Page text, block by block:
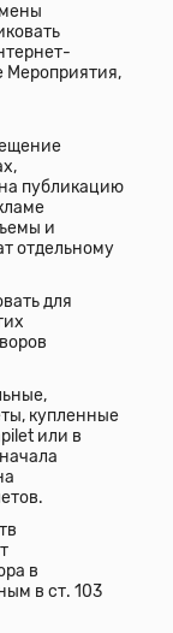
Мероприятия,
публикацию
и
отдельному
для
купленные
или в
в
в ст. 103